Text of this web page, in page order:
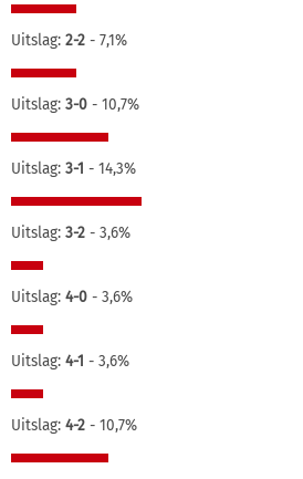
Uitslag: 2-2 - 7,1%
Uitslag: 3-0 - 10,7%
Uitslag: 3-1 - 14,3%
Uitslag: 3-2 - 3,6%
Uitslag: 4-0 - 3,6%
Uitslag: 4-1 - 3,6%
Uitslag: 4-2 - 10,7%